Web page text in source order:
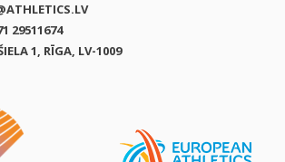
29511674
1, RĪGA, LV-1009